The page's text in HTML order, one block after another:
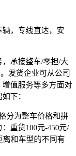
，专线直达，安
承接整车/零担/大
发货企业可从公司
值服务等多方面对
下：
分为整车价格和拼
重货100元-450元/
离和车型的不同有